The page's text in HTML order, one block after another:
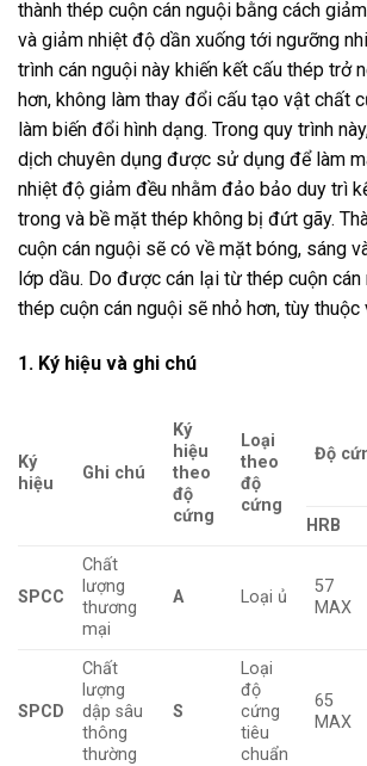
thành thép cuộn cán nguội bằng cách
và giảm nhiệt độ dần xuống tới ngưỡng
trình cán nguội này khiến kết cấu thép trở
hơn, không làm thay đổi cấu tạo vật chất
làm biến đổi hình dạng. Trong quy trình
dịch chuyên dụng được sử dụng để làm
nhiệt độ giảm đều nhằm đảo bảo duy trì
trong và bề mặt thép không bị đứt gãy.
cuộn cán nguội sẽ có về mặt bóng, sáng
lớp dầu. Do được cán lại từ thép cuộn
thép cuộn cán nguội sẽ nhỏ hơn, tùy
1. Ký hiệu và ghi chú
Ký
hiệu
Ghi chú
Ký
hiệu
theo
độ
cứng
Loại
theo
độ
cứng
Độ
HRB
SPCC
Chất
lượng
thương
mại
A Loại ủ
57
MAX
SPCD
Chất
lượng
dập sâu
thông
thường
S
Loại
độ
cứng
tiêu
chuẩn
65
MAX